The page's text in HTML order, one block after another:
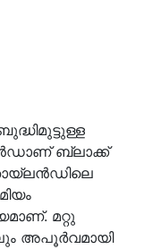
ബ്ലാക്ക്
മറ്റു
അപൂര്‍വമായി